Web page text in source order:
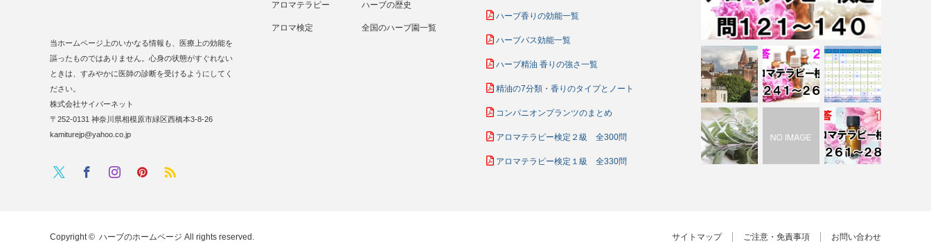
アロマテラピー ハーブの歴史
アロマ検定 全国のハーブ園一覧
ハーブ香りの効能一覧
ハーブバス効能一覧
ハーブ精油 香りの強さ一覧
精油の7分類・香りのタイプとノート
コンパニオンプランツのまとめ
アロマテラピー検定２級 全300問
アロマテラピー検定１級 全330問
当ホームページ上のいかなる情報も、医療上の効能を
謳ったものではありません。心身の状態がすぐれない
ときは、すみやかに医師の診断を受けるようにしてく
ださい。
株式会社サイバーネット
〒252-0131 神奈川県相模原市緑区西橋本3-8-26
kamiturejp@yahoo.co.jp
Twitter FacebookInstagramPinterest
RSS
サイトマップ ご注意・免責事項 お問い合わせ
Copyright © ハーブのホームページ All rights reserved.